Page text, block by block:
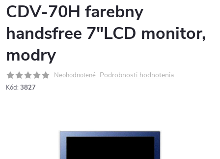
CDV-70H farebny
handsfree 7"LCD monitor,
modry
Neohodnotené Podrobnosti hodnotenia
Kód: 3827